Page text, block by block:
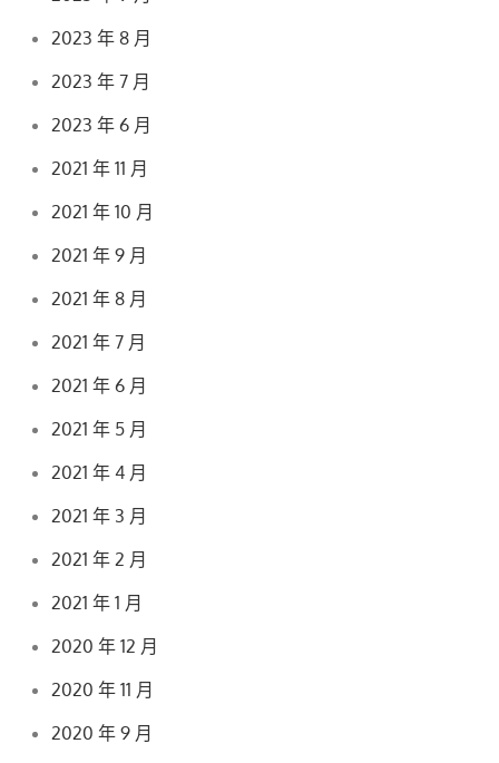
2023 年 8 月
2023 年 7 月
2023 年 6 月
2021 年 11 月
2021 年 10 月
2021 年 9 月
2021 年 8 月
2021 年 7 月
2021 年 6 月
2021 年 5 月
2021 年 4 月
2021 年 3 月
2021 年 2 月
2021 年 1 月
2020 年 12 月
2020 年 11 月
2020 年 9 月